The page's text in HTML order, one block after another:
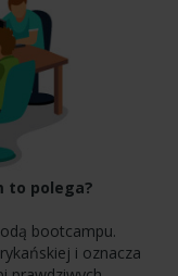
to polega?
bootcampu.
i oznacza